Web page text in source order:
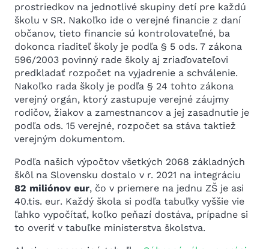
prostriedkov na jednotlivé skupiny detí pre každú
školu v SR. Nakoľko ide o verejné financie z daní
občanov, tieto financie sú kontrolovateľné, ba
dokonca riaditeľ školy je podľa § 5 ods. 7 zákona
596/2003 povinný rade školy aj zriaďovateľovi
predkladať rozpočet na vyjadrenie a schválenie.
Nakoľko rada školy je podľa § 24 tohto zákona
verejný orgán, ktorý zastupuje verejné záujmy
rodičov, žiakov a zamestnancov a jej zasadnutie je
podľa ods. 15 verejné, rozpočet sa stáva taktiež
verejným dokumentom.
Podľa našich výpočtov všetkých 2068 základných
škôl na Slovensku dostalo v r. 2021 na integráciu
82 miliónov eur, čo v priemere na jednu ZŠ je asi
40.tis. eur. Každý škola si podľa tabuľky vyššie vie
ľahko vypočítať, koľko peňazí dostáva, prípadne si
to overiť v tabuľke ministerstva školstva.